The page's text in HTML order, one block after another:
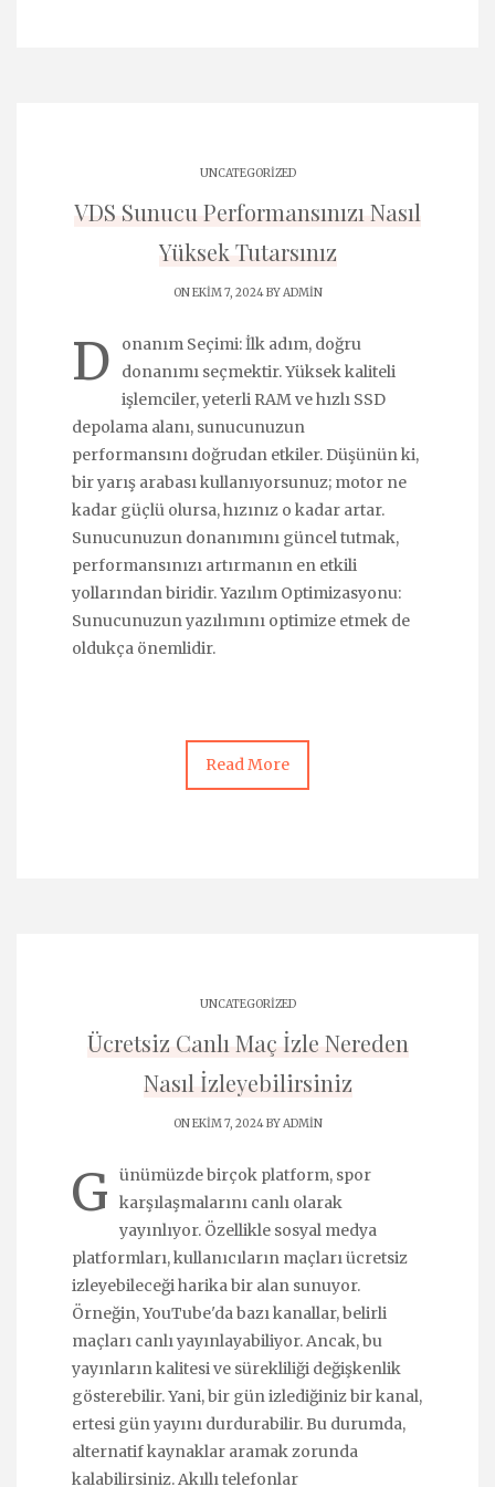
UNCATEGORIZED
VDS Sunucu Performansınızı Nasıl
Yüksek Tutarsınız
ON EKIM 7, 2024 BYADMIN
D
onanım Seçimi: İlk adım, doğru
donanımı seçmektir. Yüksek kaliteli
işlemciler, yeterli RAM ve hızlı SSD
depolama alanı, sunucunuzun
performansını doğrudan etkiler. Düşünün ki,
bir yarış arabası kullanıyorsunuz; motor ne
kadar güçlü olursa, hızınız o kadar artar.
Sunucunuzun donanımını güncel tutmak,
performansınızı artırmanın en etkili
yollarından biridir. Yazılım Optimizasyonu:
Sunucunuzun yazılımını optimize etmek de
oldukça önemlidir.
Read More
UNCATEGORIZED
Ücretsiz Canlı Maç İzle Nereden
Nasıl İzleyebilirsiniz
ON EKIM 7, 2024 BYADMIN
G
ünümüzde birçok platform, spor
karşılaşmalarını canlı olarak
yayınlıyor. Özellikle sosyal medya
platformları, kullanıcıların maçları ücretsiz
izleyebileceği harika bir alan sunuyor.
Örneğin, YouTube'da bazı kanallar, belirli
maçları canlı yayınlayabiliyor. Ancak, bu
yayınların kalitesi ve sürekliliği değişkenlik
gösterebilir. Yani, bir gün izlediğiniz bir kanal,
ertesi gün yayını durdurabilir. Bu durumda,
alternatif kaynaklar aramak zorunda
kalabilirsiniz. Akıllı telefonlar